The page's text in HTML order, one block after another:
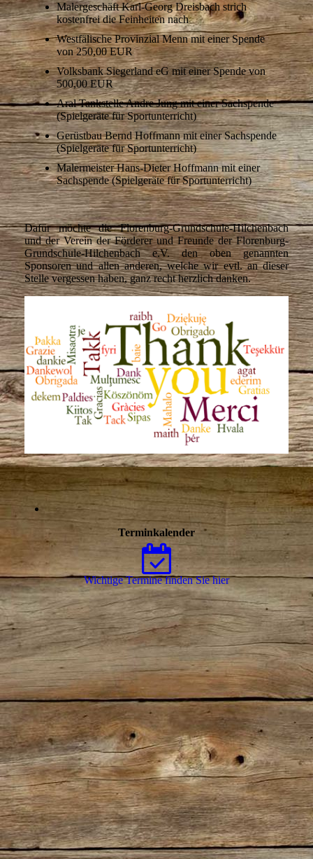
Malergeschäft Karl-Georg Dreisbach strich
kostenfrei die Feinheiten nach
Westfälische Provinzial Menn mit einer Spende
von 250,00 EUR
Volksbank Siegerland eG mit einer Spende von
500,00 EUR
Aral Tankstelle Andre Jung mit einer Sachspende
(Spielgeräte für Sportunterricht)
Gerüstbau Bernd Hoffmann mit einer Sachspende
(Spielgeräte für Sportunterricht)
Malermeister Hans-Dieter Hoffmann mit einer
Sachspende (Spielgeräte für Sportunterricht)
Dafür möchte die Florenburg-Grundschule-Hilchenbach
und der Verein der Förderer und Freunde der Florenburg-
Grundschule-Hilchenbach e.V. den oben genannten
Sponsoren und allen anderen, welche wir evtl. an dieser
Stelle vergessen haben, ganz recht herzlich danken.
Terminkalender
Wichtige Termine finden Sie hier